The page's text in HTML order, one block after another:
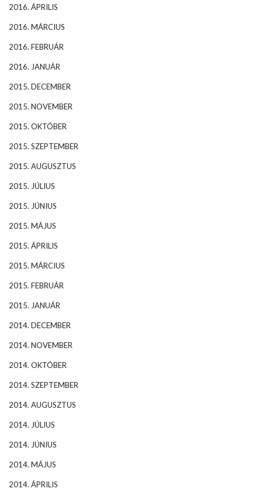
2016. ÁPRILIS
2016. MÁRCIUS
2016. FEBRUÁR
2016. JANUÁR
2015. DECEMBER
2015. NOVEMBER
2015. OKTÓBER
2015. SZEPTEMBER
2015. AUGUSZTUS
2015. JÚLIUS
2015. JÚNIUS
2015. MÁJUS
2015. ÁPRILIS
2015. MÁRCIUS
2015. FEBRUÁR
2015. JANUÁR
2014. DECEMBER
2014. NOVEMBER
2014. OKTÓBER
2014. SZEPTEMBER
2014. AUGUSZTUS
2014. JÚLIUS
2014. JÚNIUS
2014. MÁJUS
2014. ÁPRILIS